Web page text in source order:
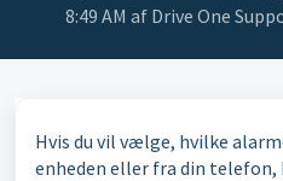
8:49 AM af Drive One
Hvis du vil vælge, hvilke
enheden eller fra din telefon,